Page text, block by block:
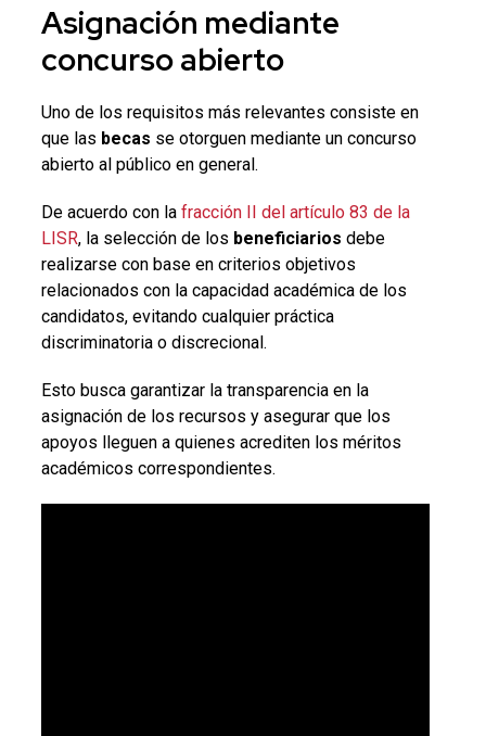
Asignación mediante
concurso abierto
Uno de los requisitos más relevantes consiste en
que las becas se otorguen mediante un concurso
abierto al público en general.
De acuerdo con la fracción II del artículo 83 de la
LISR, la selección de los beneficiarios debe
realizarse con base en criterios objetivos
relacionados con la capacidad académica de los
candidatos, evitando cualquier práctica
discriminatoria o discrecional.
Esto busca garantizar la transparencia en la
asignación de los recursos y asegurar que los
apoyos lleguen a quienes acrediten los méritos
académicos correspondientes.